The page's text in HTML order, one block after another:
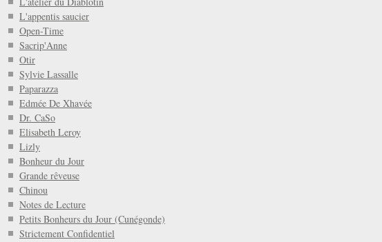
L'appentis saucier
Open-Time
Sacrip'Anne
Otir
Sylvie Lassalle
Paparazza
Edmée De Xhavée
Dr. CaSo
Elisabeth Leroy
Lizly
Bonheur du Jour
Grande rêveuse
Chinou
Notes de Lecture
Petits Bonheurs du Jour (Cunégonde)
Strictement Confidentiel